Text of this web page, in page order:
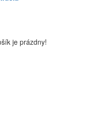
je prázdny!